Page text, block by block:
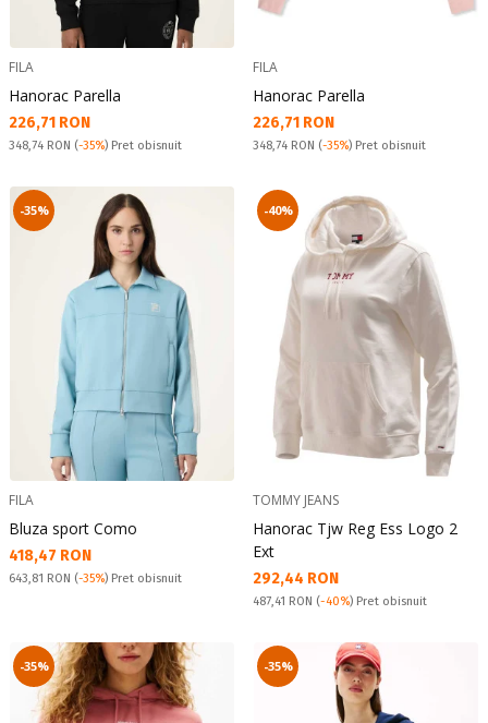
FILA
Hanorac Parella
Текуща цена:
226,71 RON
Pret obisnuit:
348,74 RON (-35%) Pret obisnuit
FILA
Hanorac Parella
Текуща цена:
226,71 RON
Pret obisnuit:
348,74 RON (-35%) Pret obisnuit
-35%
FILA
Bluza sport Como
Текуща цена:
418,47 RON
Pret obisnuit:
643,81 RON (-35%) Pret obisnuit
-40%
TOMMY JEANS
Hanorac Tjw Reg Ess Logo 2
Ext
Текуща цена:
292,44 RON
Pret obisnuit:
487,41 RON (-40%) Pret obisnuit
-35% -35%